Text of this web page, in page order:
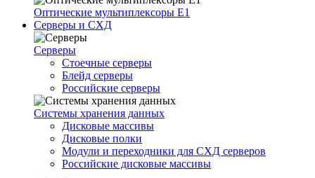
Оптические мультиплексоры Е1
Серверы и СХД
Серверы
Стоечные серверы
Блейд серверы
Российские серверы
Системы хранения данных
Дисковые массивы
Дисковые полки
Модули и переходники для СХД серверов
Российские дисковые массивы